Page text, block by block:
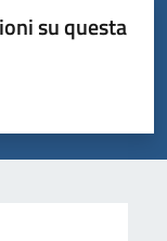
su questa